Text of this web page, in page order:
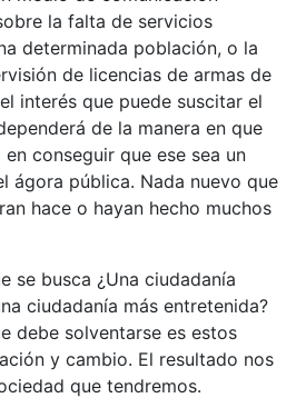
la falta de servicios
determinada población, o la
de licencias de armas de
interés que puede suscitar el
de la manera en que
conseguir que ese sea un
ágora pública. Nada nuevo que
hace o hayan hecho muchos
se busca ¿Una ciudadanía
ciudadanía más entretenida?
debe solventarse es estos
y cambio. El resultado nos
que tendremos.